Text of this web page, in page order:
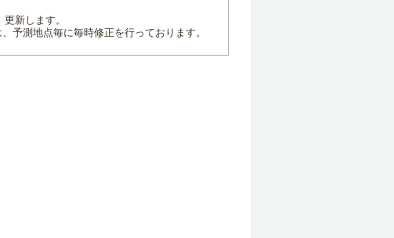
新します。
予測地点毎に毎時修正を行っております。